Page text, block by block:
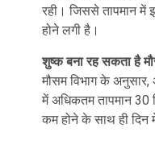
रही। जिससे तापमान में
होने लगी है।
शुष्क बना रह सकता है
मौसम विभाग के
में अधिकतम तापमान
कम होने के साथ ही दिन